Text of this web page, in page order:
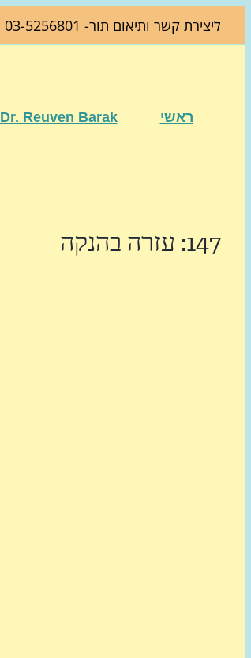
ליצירת קשר ותיאום תור- 03-5256801
ראשי Dr. Reuven Barak
147: עזרה בהנקה